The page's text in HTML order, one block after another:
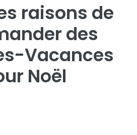
raisons de
des
Vacances
Noël